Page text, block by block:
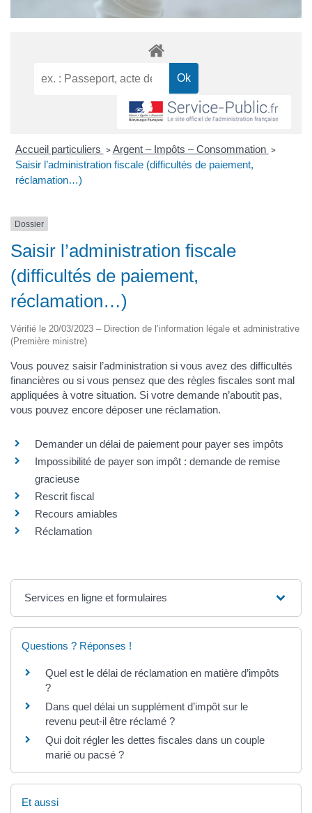
Accueil particuliers > Argent – Impôts – Consommation >
Saisir l’administration fiscale (difficultés de paiement,
réclamation…)
Dossier
Saisir l’administration fiscale
(difficultés de paiement,
réclamation…)
Vérifié le 20/03/2023 – Direction de l’information légale et administrative
(Première ministre)
Vous pouvez saisir l’administration si vous avez des difficultés
financières ou si vous pensez que des règles fiscales sont mal
appliquées à votre situation. Si votre demande n’aboutit pas,
vous pouvez encore déposer une réclamation.
Demander un délai de paiement pour payer ses impôts
Impossibilité de payer son impôt : demande de remise
gracieuse
Rescrit fiscal
Recours amiables
Réclamation
Services en ligne et formulaires
Questions ? Réponses !
Quel est le délai de réclamation en matière d’impôts
?
Dans quel délai un supplément d’impôt sur le
revenu peut-il être réclamé ?
Qui doit régler les dettes fiscales dans un couple
marié ou pacsé ?
Et aussi